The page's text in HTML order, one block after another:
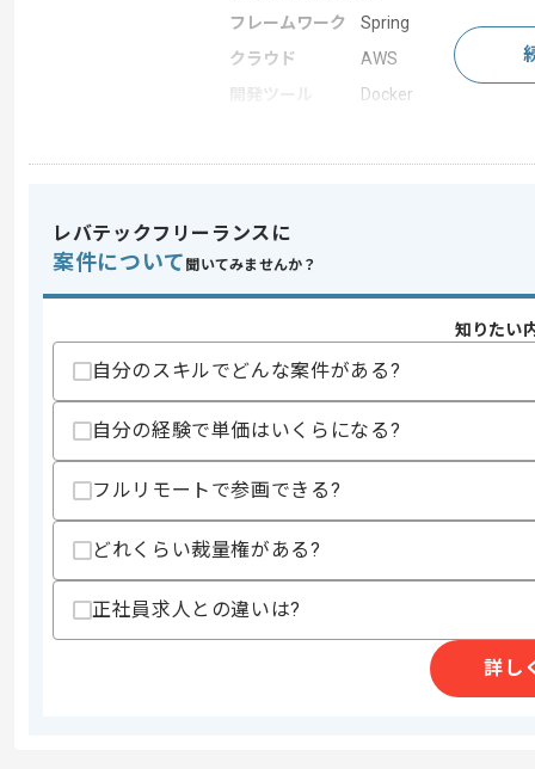
フレームワーク
Spring
クラウド
AWS
開発ツール
Docker
特徴
参画実績あり
求めるスキル
・上流工程、要件定義を進めたご経験
歓迎スキル
・AWSサーバ構築のご経験
・AWS上の構築や設定などについての
スキルに不安がある方へ
上記に似た経験やスキルをお持ちであれば申
140時間〜180時間
レバテックフリーランスに
案件について 聞いてみませんか？
知りたい
自分のスキルでどんな案件がある?
自分の経験で単価はいくらになる?
フルリモートで参画できる?
どれくらい裁量権がある?
正社員求人との違いは?
詳し